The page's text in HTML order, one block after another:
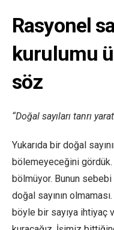
Rasyonel
kurulumu
söz
“Doğal sayıları tanrı
Yukarıda bir doğal
bölemeyeceğini
bölmüyor. Bunun sebebi
doğal sayının
böyle bir sayıya ihtiyaç